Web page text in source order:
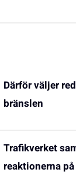
Därför väljer
bränslen
Trafikverket
reaktionerna